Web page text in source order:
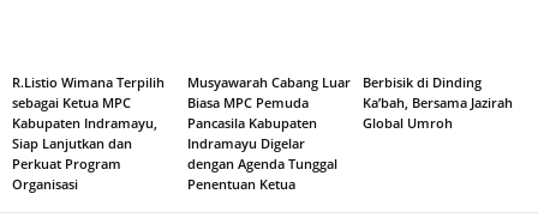
R.Listio Wimana Terpilih
sebagai Ketua MPC
Kabupaten Indramayu,
Siap Lanjutkan dan
Perkuat Program
Organisasi
Musyawarah Cabang Luar
Biasa MPC Pemuda
Pancasila Kabupaten
Indramayu Digelar
dengan Agenda Tunggal
Penentuan Ketua
Berbisik di Dinding
Ka’bah, Bersama Jazirah
Global Umroh